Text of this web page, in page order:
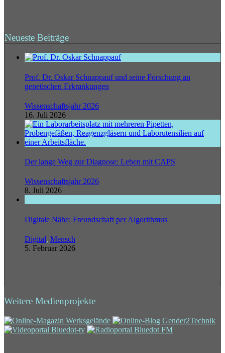
Neueste Beiträge
Prof. Dr. Oskar Schnappauf und seine Forschung an
genetischen Erkrankungen
Wissenschaftsjahr 2026
16. Juli 2026
Der lange Weg zur Diagnose: Leben mit CAPS
Wissenschaftsjahr 2026
8. Juli 2026
Digitale Nähe: Freundschaft per Algorithmus
Digital, Mensch
5. Februar 2026
Weitere Medienprojekte